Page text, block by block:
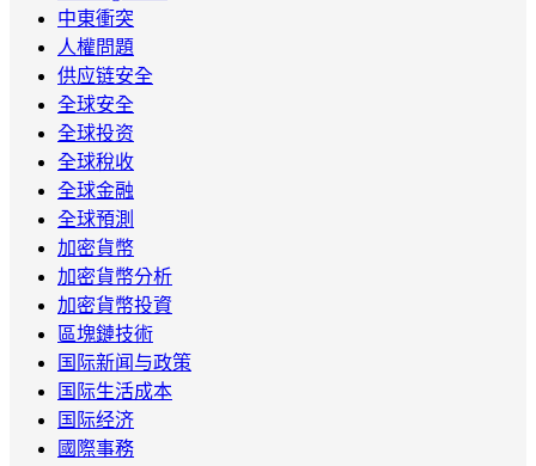
中東衝突
人權問題
供应链安全
全球安全
全球投资
全球稅收
全球金融
全球預測
加密貨幣
加密貨幣分析
加密貨幣投資
區塊鏈技術
国际新闻与政策
国际生活成本
国际经济
國際事務